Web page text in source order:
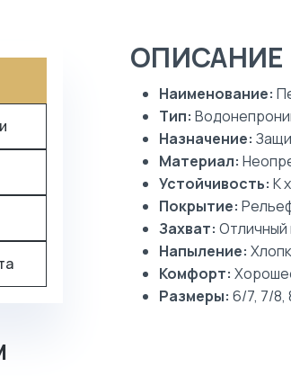
ОПИСАНИЕ
Наименование:
Тип:
Назначение:
Материал:
Устойчивость: К
Покрытие:
Захват: Отличный
Напыление:
Комфорт:
Размеры: 6/7, 7/8,